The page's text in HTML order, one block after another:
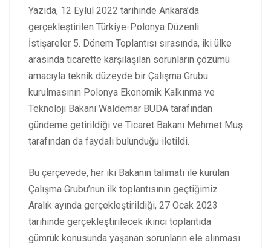
Yazıda, 12 Eylül 2022 tarihinde Ankara’da
gerçekleştirilen Türkiye-Polonya Düzenli
İstişareler 5. Dönem Toplantısı sırasında, iki ülke
arasında ticarette karşılaşılan sorunların çözümü
amacıyla teknik düzeyde bir Çalışma Grubu
kurulmasının Polonya Ekonomik Kalkınma ve
Teknoloji Bakanı Waldemar BUDA tarafından
gündeme getirildiği ve Ticaret Bakanı Mehmet Muş
tarafından da faydalı bulunduğu iletildi.
Bu çerçevede, her iki Bakanın talimatı ile kurulan
Çalışma Grubu’nun ilk toplantısının geçtiğimiz
Aralık ayında gerçekleştirildiği, 27 Ocak 2023
tarihinde gerçekleştirilecek ikinci toplantıda
gümrük konusunda yaşanan sorunların ele alınması